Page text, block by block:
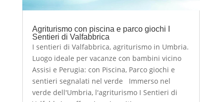
Agriturismo con piscina e parco giochi I
Sentieri di Valfabbrica
I sentieri di Valfabbrica, agriturismo in Umbria.
Luogo ideale per vacanze con bambini vicino
Assisi e Perugia: con Piscina, Parco giochi e
sentieri segnalati nel verde Immerso nel
verde dell'Umbria, l'agriturismo I Sentieri di